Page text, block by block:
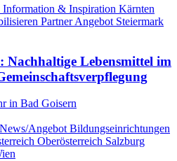
Information & Inspiration Kärnten
Partner Angebot Steiermark
Nachhaltige Lebensmittel im
in Bad Goisern
Angebot Bildungseinrichtungen
Oberösterreich Salzburg